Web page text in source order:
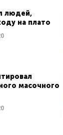
людей,
на плато
масочного